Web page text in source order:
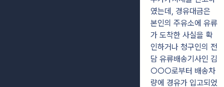
였는데, 경유대금은
본인의 주유소에 유류
가 도착한 사실을 확
인하거나 청구인의 전
담 유류배송기사인 김
○○○로부터 배송차
량에 경유가 입고되었